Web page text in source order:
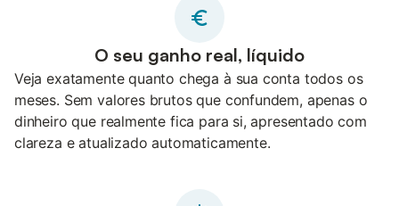
O seu ganho real, líquido
Veja exatamente quanto chega à sua conta todos os
meses. Sem valores brutos que confundem, apenas o
dinheiro que realmente fica para si, apresentado com
clareza e atualizado automaticamente.